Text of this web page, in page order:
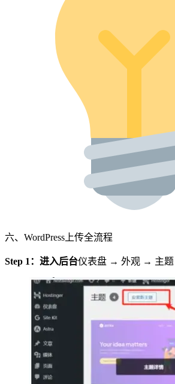
六、WordPress上传全流程
Step 1：进入后台仪表盘 → 外观 → 主题